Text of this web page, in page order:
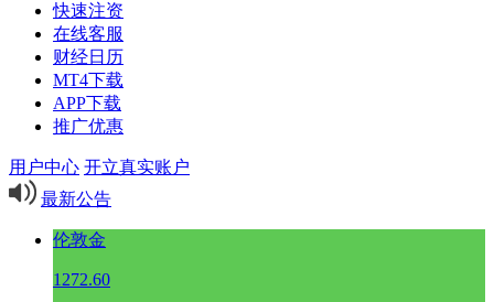
快速注资
在线客服
财经日历
MT4下载
APP下载
推广优惠
用户中心 开立真实账户
最新公告
伦敦金
1272.60